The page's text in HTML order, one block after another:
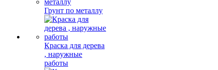
Грунт по металлу
Краска для дерева
, наружные
работы